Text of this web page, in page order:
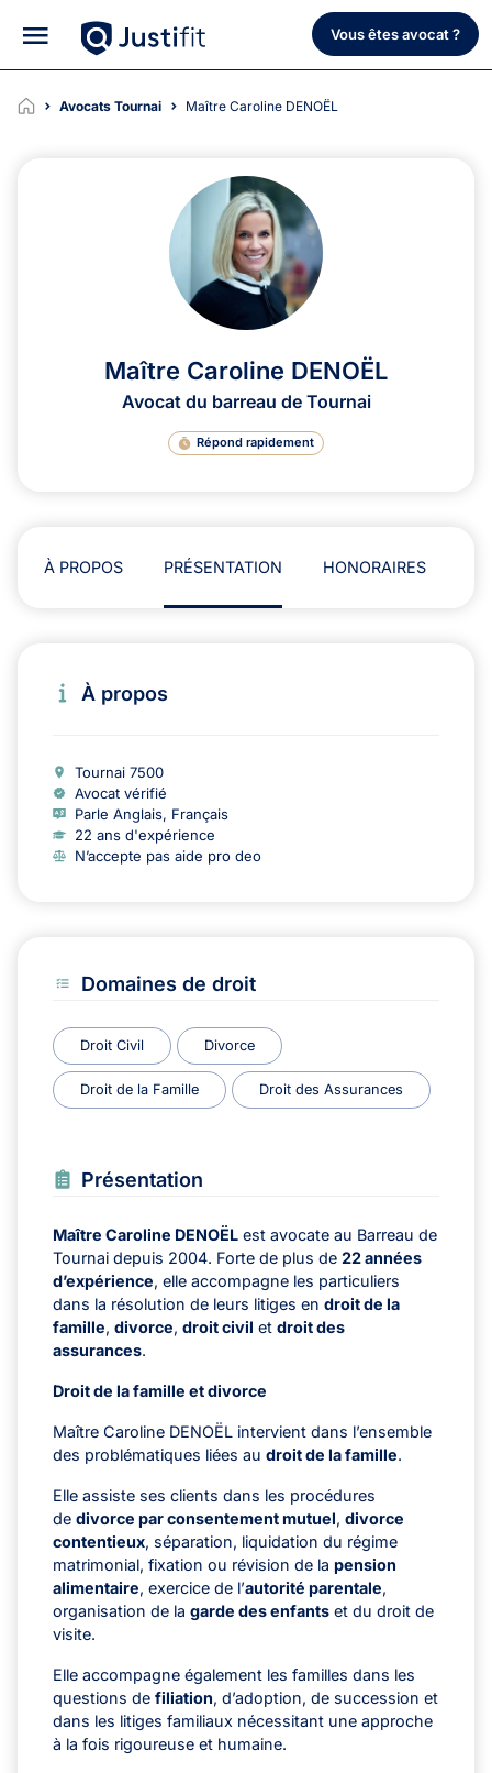
Vous êtes avocat ?
Avocats Tournai Maître Caroline DENOËL
Maître Caroline DENOËL
Avocat du barreau de Tournai
Répond rapidement
À PROPOS PRÉSENTATION HONORAIRES
À propos
Tournai 7500
Avocat vérifié
Parle Anglais, Français
22 ans d'expérience
N’accepte pas aide pro deo
Domaines de droit
Droit Civil Divorce
Droit de la Famille Droit des Assurances
Présentation
Maître Caroline DENOËL est avocate au Barreau de
Tournai depuis 2004. Forte de plus de 22 années
d’expérience, elle accompagne les particuliers
dans la résolution de leurs litiges en droit de la
famille, divorce, droit civil et droit des
assurances.
Droit de la famille et divorce
Maître Caroline DENOËL intervient dans l’ensemble
des problématiques liées au droit de la famille.
Elle assiste ses clients dans les procédures
de divorce par consentement mutuel, divorce
contentieux, séparation, liquidation du régime
matrimonial, fixation ou révision de la pension
alimentaire, exercice de l’autorité parentale,
organisation de la garde des enfants et du droit de
visite.
Elle accompagne également les familles dans les
questions de filiation, d’adoption, de succession et
dans les litiges familiaux nécessitant une approche
à la fois rigoureuse et humaine.